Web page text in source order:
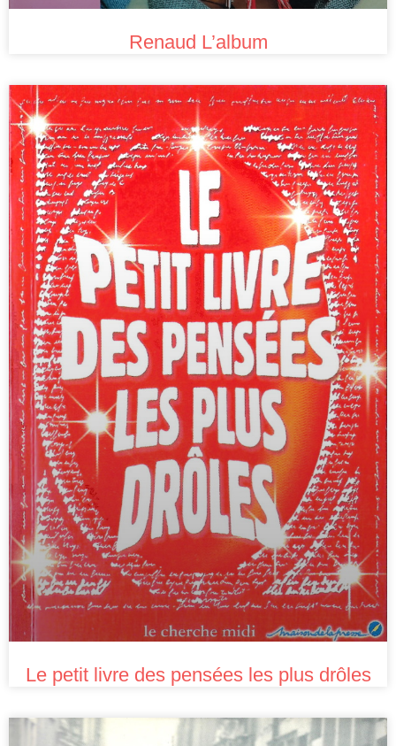
Renaud L’album
Le petit livre des pensées les plus drôles